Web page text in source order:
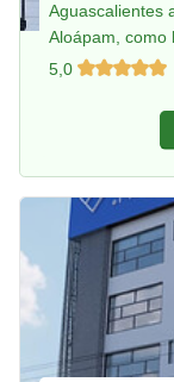
Aguascalientes
Aloápam, como
5,0